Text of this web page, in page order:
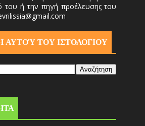
του ή την πηγή προέλευσης του
ΑΥΤΟΎ ΤΟΥ ΙΣΤΟΛΟΓΙΟΥ